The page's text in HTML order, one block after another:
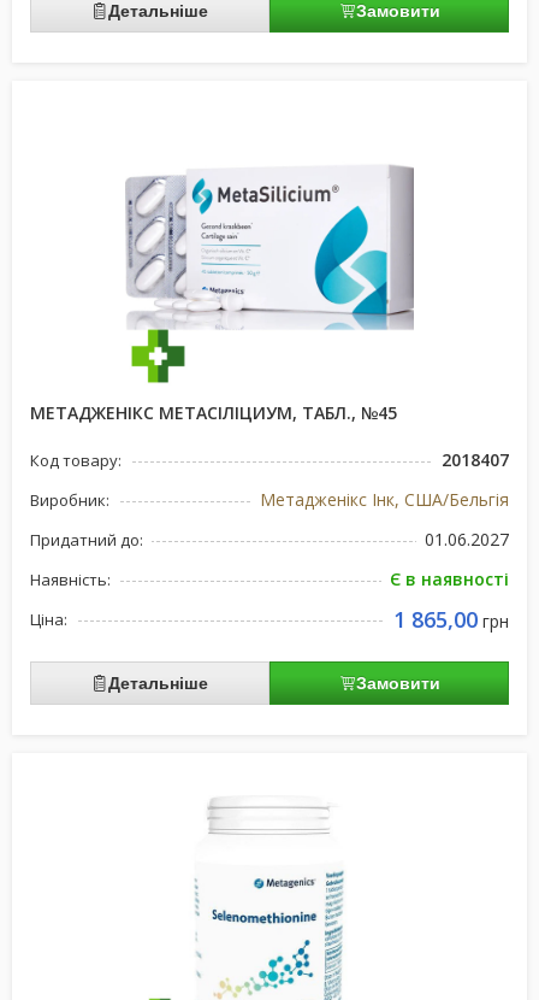
Детальніше Замовити
МЕТАДЖЕНІКС МЕТАСІЛІЦИУМ, ТАБЛ., №45
Код товару: 2018407
Виробник: Метадженікс Інк, США/Бельгія
Придатний до: 01.06.2027
Наявність: Є в наявності
Ціна: 1 865,00 грн
Детальніше Замовити